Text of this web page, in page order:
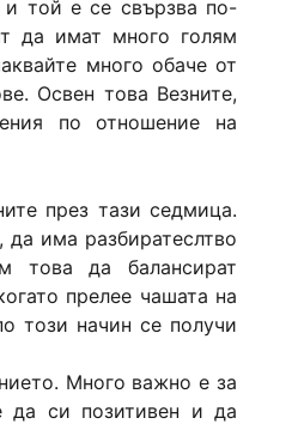
и той е се свързва по-
да имат много голям
много обаче от
Освен това Везните,
по отношение на
през тази седмица.
има разбиратеслтво
това да балансират
прелее чашата на
този начин се получи
Много важно е за
да си позитивен и да